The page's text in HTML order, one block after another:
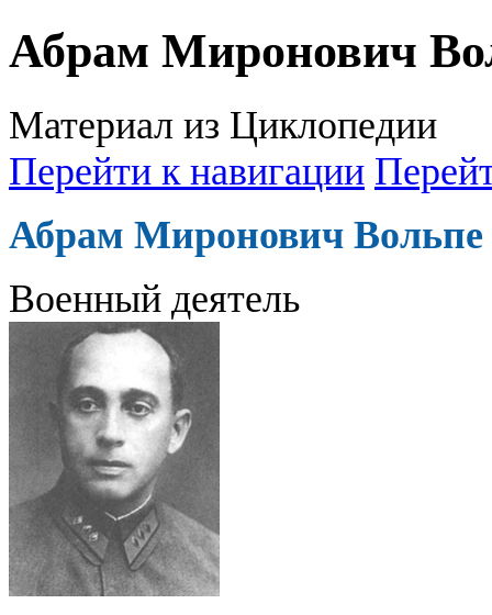
Абрам Миронович
Материал из Циклопедии
Перейти к навигации
Абрам Миронович Вольпе
Военный деятель